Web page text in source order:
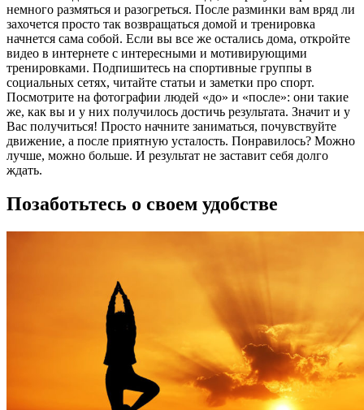
немного размяться и разогреться. После разминки вам вряд ли
захочется просто так возвращаться домой и тренировка
начнется сама собой. Если вы все же остались дома, откройте
видео в интернете с интересными и мотивирующими
тренировками. Подпишитесь на спортивные группы в
социальных сетях, читайте статьи и заметки про спорт.
Посмотрите на фотографии людей «до» и «после»: они такие
же, как вы и у них получилось достичь результата. Значит и у
Вас получиться! Просто начните заниматься, почувствуйте
движение, а после приятную усталость. Понравилось? Можно
лучше, можно больше. И результат не заставит себя долго
ждать.
Позаботьтесь о своем удобстве